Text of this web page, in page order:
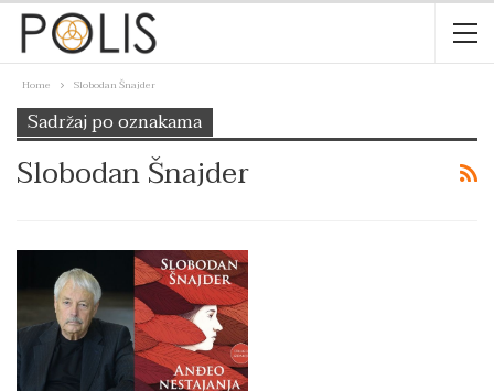
Home Slobodan Šnajder
Sadržaj po oznakama
Slobodan Šnajder